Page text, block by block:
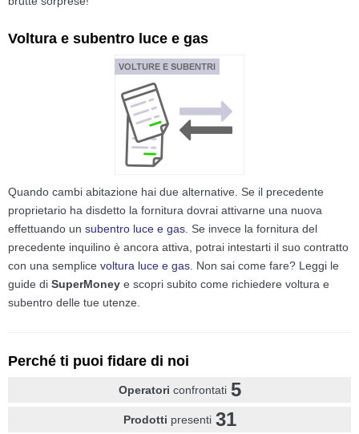
Voltura e subentro luce e gas
Quando cambi abitazione hai due alternative. Se il precedente
proprietario ha disdetto la fornitura dovrai attivarne una nuova
effettuando un subentro luce e gas . Se invece la fornitura del
precedente inquilino è ancora attiva, potrai intestarti il suo contratto
con una semplice voltura luce e gas . Non sai come fare? Leggi le
guide di SuperMoney e scopri subito come richiedere voltura e
subentro delle tue utenze.
Perché ti puoi fidare di noi
Operatori confrontati 5
Prodotti presenti 31